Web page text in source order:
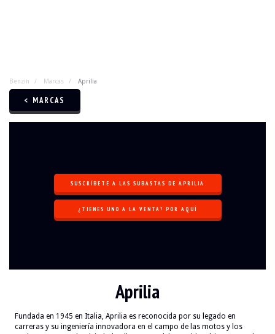
Benzin Marcas Aprilia
< MARCAS
SUSCRÍBETE A LAS SUBASTAS DE APRILIA
¿TIENES UNO A LA VENTA? POR AQUÍ
Aprilia
Fundada en 1945 en Italia, Aprilia es reconocida por su legado en
carreras y su ingeniería innovadora en el campo de las motos y los